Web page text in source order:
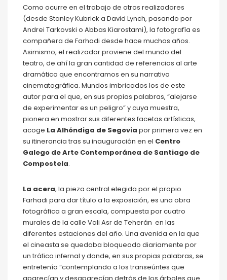
Como ocurre en el trabajo de otros realizadores
(desde Stanley Kubrick a David Lynch, pasando por
Andrei Tarkovski o Abbas Kiarostami), la fotografía es
compañera de Farhadi desde hace muchos años.
Asimismo, el realizador proviene del mundo del
teatro, de ahí la gran cantidad de referencias al arte
dramático que encontramos en su narrativa
cinematográfica. Mundos imbricados los de este
autor para el que, en sus propias palabras, “alejarse
de experimentar es un peligro” y cuya muestra,
pionera en mostrar sus diferentes facetas artísticas,
acoge La Alhóndiga de Segovia por primera vez en
su itinerancia tras su inauguración en el Centro
Galego de Arte Contemporánea de Santiago de
Compostela.
La acera, la pieza central elegida por el propio
Farhadi para dar título a la exposición, es una obra
fotográfica a gran escala, compuesta por cuatro
murales de la calle Vali Asr de Teherán en las
diferentes estaciones del año. Una avenida en la que
el cineasta se quedaba bloqueado diariamente por
un tráfico infernal y donde, en sus propias palabras, se
entretenía “contemplando a los transeúntes que